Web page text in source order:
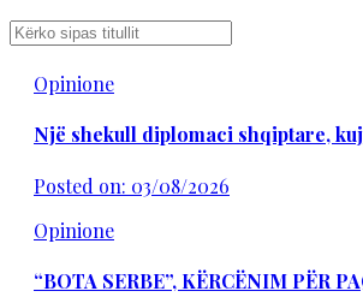
Opinione
Një shekull diplomaci shqiptare,
Posted on: 03/08/2026
Opinione
“BOTA SERBE”, KËRCËNIM PËR